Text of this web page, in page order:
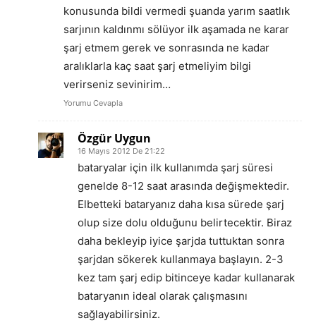
konusunda bildi vermedi şuanda yarım saatlık
sarjının kaldınmı sölüyor ilk aşamada ne karar
şarj etmem gerek ve sonrasında ne kadar
aralıklarla kaç saat şarj etmeliyim bilgi
verirseniz sevinirim…
Yorumu Cevapla
Özgür Uygun
16 Mayıs 2012 De 21:22
bataryalar için ilk kullanımda şarj süresi
genelde 8-12 saat arasında değişmektedir.
Elbetteki bataryanız daha kısa sürede şarj
olup size dolu olduğunu belirtecektir. Biraz
daha bekleyip iyice şarjda tuttuktan sonra
şarjdan sökerek kullanmaya başlayın. 2-3
kez tam şarj edip bitinceye kadar kullanarak
bataryanın ideal olarak çalışmasını
sağlayabilirsiniz.